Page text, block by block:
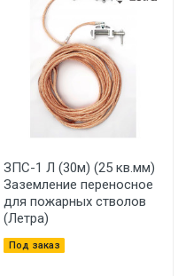
ЗПС-1 Л (30м) (25 кв.мм)
Заземление переносное
для пожарных стволов
(Летра)
Под заказ